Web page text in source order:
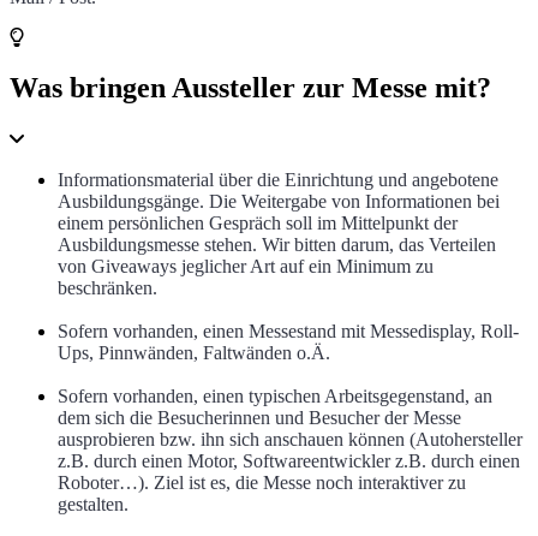
Was bringen Aussteller zur Messe mit?
Informationsmaterial über die Einrichtung und angebotene
Ausbildungsgänge. Die Weitergabe von Informationen bei
einem persönlichen Gespräch soll im Mittelpunkt der
Ausbildungsmesse stehen. Wir bitten darum, das Verteilen
von Giveaways jeglicher Art auf ein Minimum zu
beschränken.
Sofern vorhanden, einen Messestand mit Messedisplay, Roll-
Ups, Pinnwänden, Faltwänden o.Ä.
Sofern vorhanden, einen typischen Arbeitsgegenstand, an
dem sich die Besucherinnen und Besucher der Messe
ausprobieren bzw. ihn sich anschauen können (Autohersteller
z.B. durch einen Motor, Softwareentwickler z.B. durch einen
Roboter…). Ziel ist es, die Messe noch interaktiver zu
gestalten.